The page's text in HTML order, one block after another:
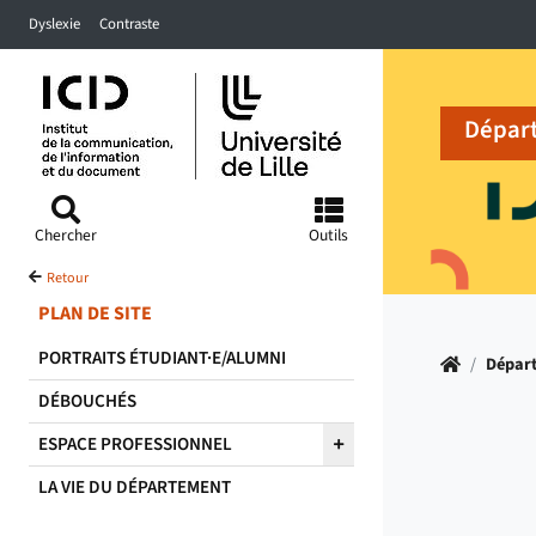
Accéder au menu principal
Accéder à la recherche
Accéder au pied de page
Dyslexie Contraste
Chercher Outils
Retour
PLAN DE SITE
PORTRAITS ÉTUDIANT·E/ALUMNI
DÉBOUCHÉS
ESPACE PROFESSIONNEL
LA VIE DU DÉPARTEMENT
Accueil
/